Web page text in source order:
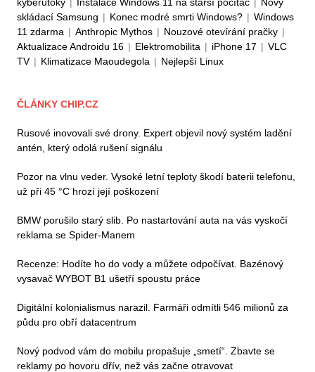
skládací Samsung | Konec modré smrti Windows? | Windows
11 zdarma | Anthropic Mythos | Nouzové otevírání pračky |
Aktualizace Androidu 16 | Elektromobilita | iPhone 17 | VLC
TV | Klimatizace Maoudegola | Nejlepší Linux
ČLÁNKY CHIP.CZ
Rusové inovovali své drony. Expert objevil nový systém ladění
antén, který odolá rušení signálu
Pozor na vlnu veder. Vysoké letní teploty škodí baterii telefonu,
už při 45 °C hrozí její poškození
BMW porušilo starý slib. Po nastartování auta na vás vyskočí
reklama se Spider-Manem
Recenze: Hodíte ho do vody a můžete odpočívat. Bazénový
vysavač WYBOT B1 ušetří spoustu práce
Digitální kolonialismus narazil. Farmáři odmítli 546 milionů za
půdu pro obří datacentrum
Nový podvod vám do mobilu propašuje „smetí“. Zbavte se
reklamy po hovoru dřív, než vás začne otravovat